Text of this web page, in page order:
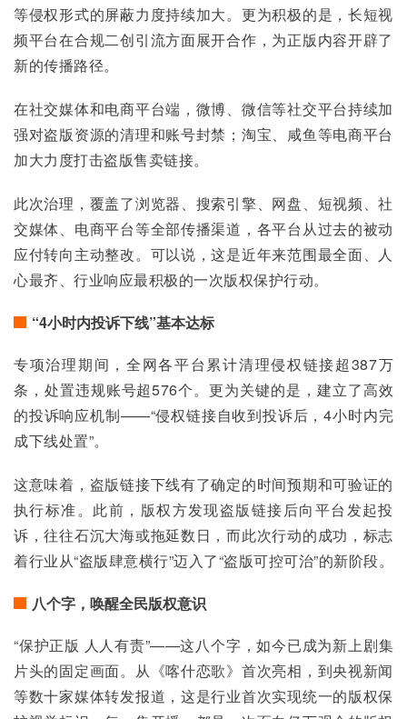
等侵权形式的屏蔽力度持续加大。更为积极的是，长短视
频平台在合规二创引流方面展开合作，为正版内容开辟了
新的传播路径。
在社交媒体和电商平台端，微博、微信等社交平台持续加
强对盗版资源的清理和账号封禁；淘宝、咸鱼等电商平台
加大力度打击盗版售卖链接。
此次治理，覆盖了浏览器、搜索引擎、网盘、短视频、社
交媒体、电商平台等全部传播渠道，各平台从过去的被动
应付转向主动整改。可以说，这是近年来范围最全面、人
心最齐、行业响应最积极的一次版权保护行动。
“4小时内投诉下线”基本达标
专项治理期间，全网各平台累计清理侵权链接超387万
条，处置违规账号超576个。更为关键的是，建立了高效
的投诉响应机制——“侵权链接自收到投诉后，4小时内完
成下线处置”。
这意味着，盗版链接下线有了确定的时间预期和可验证的
执行标准。此前，版权方发现盗版链接后向平台发起投
诉，往往石沉大海或拖延数日，而此次行动的成功，标志
着行业从“盗版肆意横行”迈入了“盗版可控可治”的新阶段。
八个字，唤醒全民版权意识
“保护正版 人人有责”——这八个字，如今已成为新上剧集
片头的固定画面。从《喀什恋歌》首次亮相，到央视新闻
等数十家媒体转发报道，这是行业首次实现统一的版权保